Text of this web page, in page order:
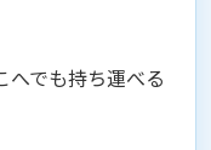
へでも持ち運べる